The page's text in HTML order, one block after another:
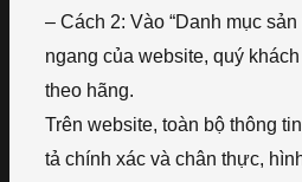
– Cách 2: Vào “Danh mục sản
ngang của website, quý
theo hãng.
Trên website, toàn bộ thông
tả chính xác và chân thực,